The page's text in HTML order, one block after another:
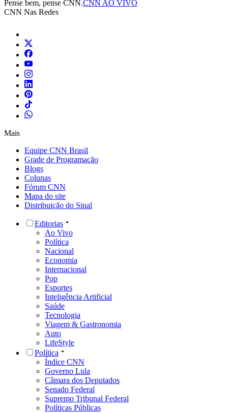
Pense bem, pense CNN.CNN AO VIVO
CNN Nas Redes
Mais
Equipe CNN Brasil
Grade de Programação
Blogs
Colunas
Fórum CNN
Mapa do site
Distribuição do Sinal
Editorias
Ao Vivo
Política
Nacional
Economia
Internacional
Pop
Esportes
Inteligência Artificial
Saúde
Tecnologia
Viagem & Gastronomia
Auto
LifeStyle
Política
Índice CNN
Governo Lula
Câmara dos Deputados
Senado Federal
Supremo Tribunal Federal
Políticas Públicas